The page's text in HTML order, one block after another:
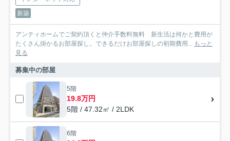
新築
アンティホームでご契約頂くと仲介手数料無料 新生活は何かと費用が
たくさん掛かるお部屋探し。できるだけお部屋探しの初期費用...
もっと
見る
募集中の部屋
5階
19.8万円
5階 / 47.32㎡ / 2LDK
6階